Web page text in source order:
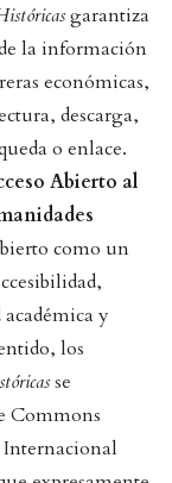
garantiza
la información
económicas,
descarga,
o enlace.
Abierto al
como un
y
los
se
Commons